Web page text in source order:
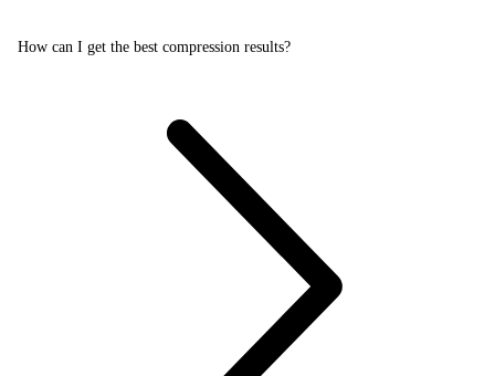
How can I get the best compression results?